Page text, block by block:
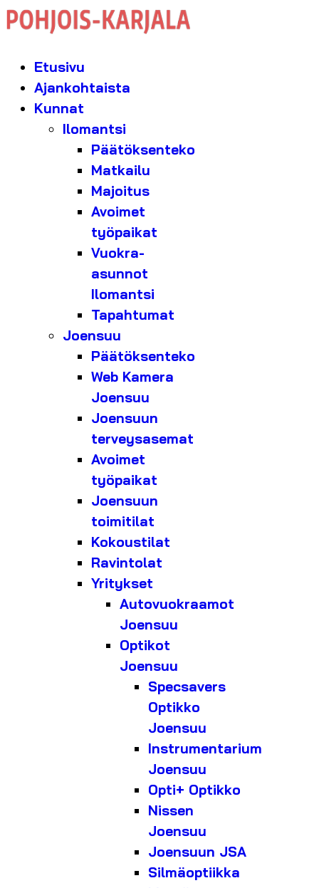
Etusivu
Ajankohtaista
Kunnat
Ilomantsi
Päätöksenteko
Matkailu
Majoitus
Avoimet
työpaikat
Vuokra-
asunnot
Ilomantsi
Tapahtumat
Joensuu
Päätöksenteko
Web Kamera
Joensuu
Joensuun
terveysasemat
Avoimet
työpaikat
Joensuun
toimitilat
Kokoustilat
Ravintolat
Yritykset
Autovuokraamot
Joensuu
Optikot
Joensuu
Specsavers
Optikko
Joensuu
Instrumentarium
Joensuu
Opti+ Optikko
Nissen
Joensuu
Joensuun JSA
Silmäoptiikka